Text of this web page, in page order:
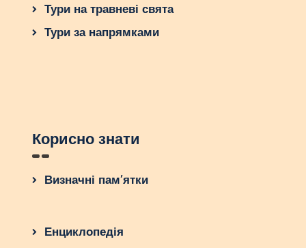
Тури на травневі свята
Тури за напрямками
Корисно знати
Визначні пам’ятки
Енциклопедія